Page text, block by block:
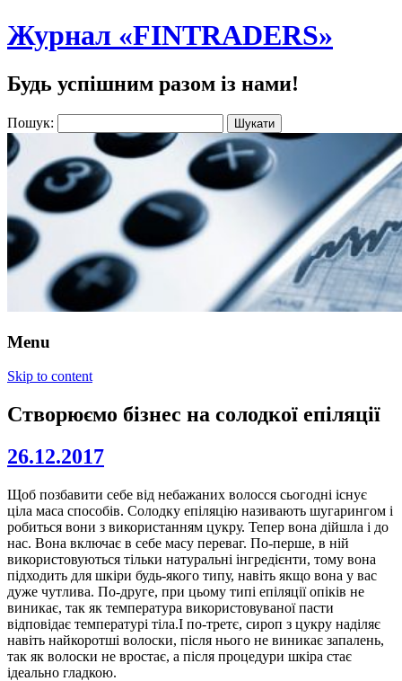
Журнал «FINTRADERS»
Будь успішним разом із нами!
Пошук:
Menu
Skip to content
Створюємо бізнес на солодкої епіляції
26.12.2017
Щоб позбавити себе від небажаних волосся сьогодні існує
ціла маса способів. Солодку епіляцію називають шугарингом і
робиться вони з використанням цукру. Тепер вона дійшла і до
нас. Вона включає в себе масу переваг. По-перше, в ній
використовуються тільки натуральні інгредієнти, тому вона
підходить для шкіри будь-якого типу, навіть якщо вона у вас
дуже чутлива. По-друге, при цьому типі епіляції опіків не
виникає, так як температура використовуваної пасти
відповідає температурі тіла.І по-третє, сироп з цукру наділяє
навіть найкоротші волоски, після нього не виникає запалень,
так як волоски не вростає, а після процедури шкіра стає
ідеально гладкою.